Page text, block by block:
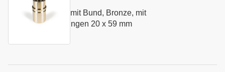
Führungsbuchse mit Bund, Bronze, mit
Festschmierstoffringen 20 x 59 mm
Kurzname:
N281.20
155413